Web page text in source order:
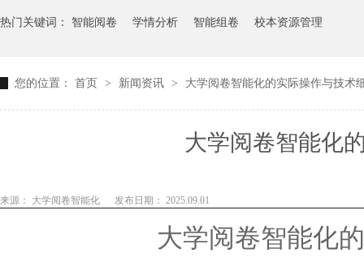
热门关键词： 智能阅卷 学情分析 智能组卷 校本资源管理
您的位置： 首页 > 新闻资讯 > 大学阅卷智能化的实际操作与技术
大学阅卷智能化
来源： 大学阅卷智能化 发布日期： 2025.09.01
大学阅卷智能化